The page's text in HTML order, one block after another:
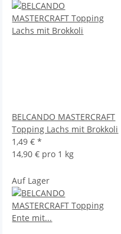
BELCANDO MASTERCRAFT
Topping Lachs mit Brokkoli
1,49 €*
14,90 € pro 1 kg
Auf Lager